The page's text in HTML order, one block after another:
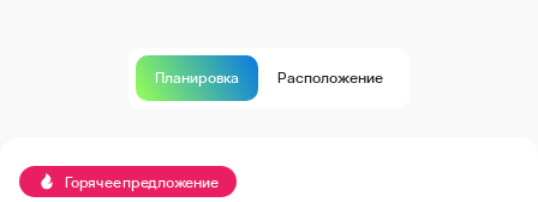
Планировка Расположение
Горячее предложение